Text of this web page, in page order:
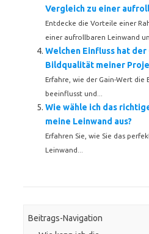
Vergleich zu einer
Entdecke die Vorteile einer
einer aufrollbaren Leinwand
Welchen Einfluss hat
Bildqualität meiner
Erfahre, wie der Gain-Wert
beeinflusst und...
Wie wähle ich das
meine Leinwand aus?
Erfahren Sie, wie Sie das
Leinwand...
Beitrags-Navigation